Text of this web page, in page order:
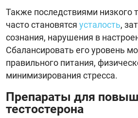
Также последствиями низкого
часто становятся усталость,
сознания, нарушения в
Сбалансировать его уровень
правильного питания,
минимизирования стресса.
Препараты для
тестостерона